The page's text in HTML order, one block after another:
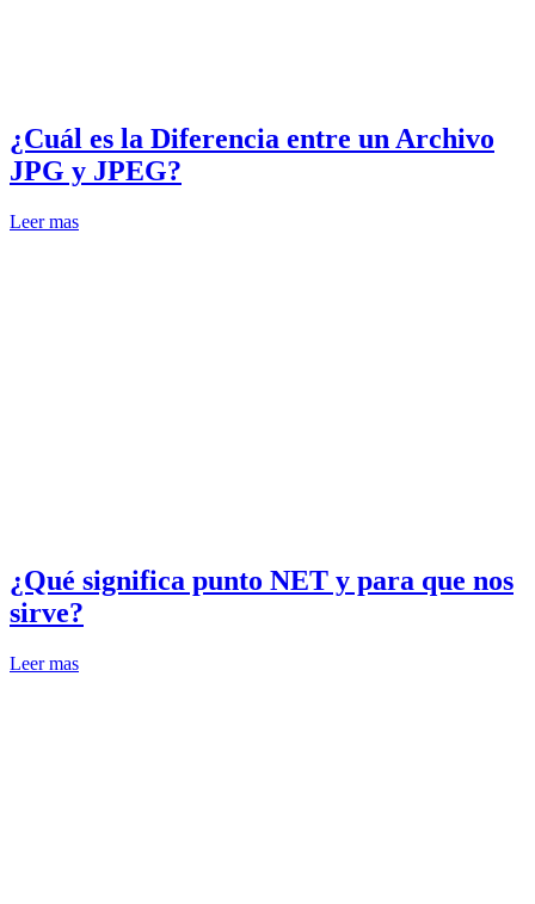
¿Cuál es la Diferencia entre un Archivo
JPG y JPEG?
Leer mas
¿Qué significa punto NET y para que nos
sirve?
Leer mas